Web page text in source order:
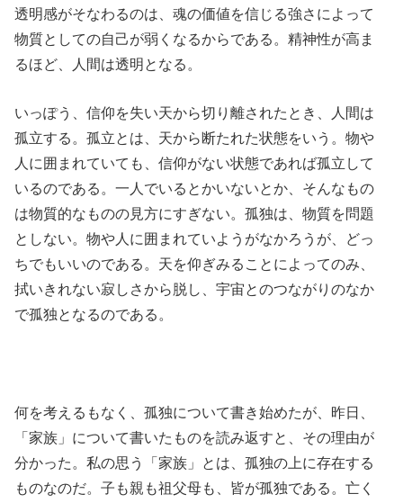
透明感がそなわるのは、魂の価値を信じる強さによって
物質としての自己が弱くなるからである。精神性が高ま
るほど、人間は透明となる。
いっぽう、信仰を失い天から切り離されたとき、人間は
孤立する。孤立とは、天から断たれた状態をいう。物や
人に囲まれていても、信仰がない状態であれば孤立して
いるのである。一人でいるとかいないとか、そんなもの
は物質的なものの見方にすぎない。孤独は、物質を問題
としない。物や人に囲まれていようがなかろうが、どっ
ちでもいいのである。天を仰ぎみることによってのみ、
拭いきれない寂しさから脱し、宇宙とのつながりのなか
で孤独となるのである。
何を考えるもなく、孤独について書き始めたが、昨日、
「家族」について書いたものを読み返すと、その理由が
分かった。私の思う「家族」とは、孤独の上に存在する
ものなのだ。子も親も祖父母も、皆が孤独である。亡く